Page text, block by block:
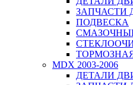
ЗАПЧАСТИ
ПОДВЕСКА
MDX 2003-2006
ДЕТАЛИ